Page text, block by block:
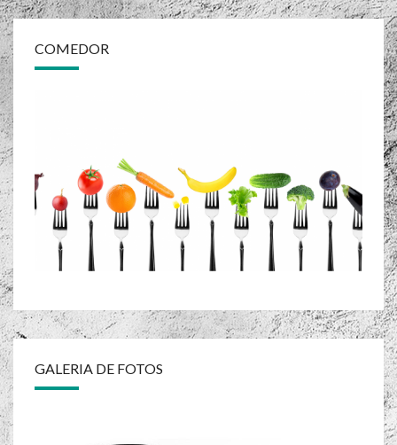
COMEDOR
GALERIA DE FOTOS